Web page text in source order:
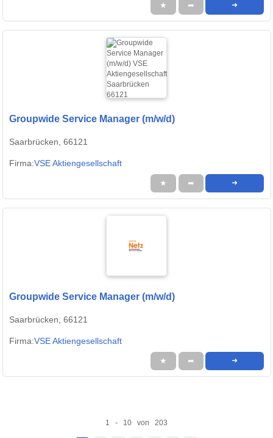
★ ➦ ➜
Groupwide Service Manager (m/w/d)
Saarbrücken, 66121
Firma:VSE Aktiengesellschaft
★ ➦ ➜
Groupwide Service Manager (m/w/d)
Saarbrücken, 66121
Firma:VSE Aktiengesellschaft
★ ➦ ➜
1 - 10 von 203